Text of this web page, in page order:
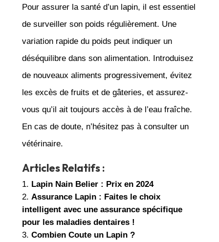
Pour assurer la santé d’un lapin, il est essentiel
de surveiller son poids régulièrement. Une
variation rapide du poids peut indiquer un
déséquilibre dans son alimentation. Introduisez
de nouveaux aliments progressivement, évitez
les excès de fruits et de gâteries, et assurez-
vous qu’il ait toujours accès à de l’eau fraîche.
En cas de doute, n’hésitez pas à consulter un
vétérinaire.
Articles Relatifs :
Lapin Nain Belier : Prix en 2024
Assurance Lapin : Faites le choix
intelligent avec une assurance spécifique
pour les maladies dentaires !
Combien Coute un Lapin ?